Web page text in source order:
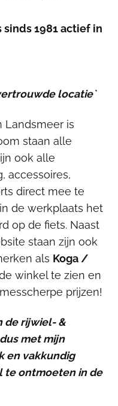
sinds 1981 actief in
locatie`
Landsmeer is
staan alle
ook alle
accessoires,
direct mee te
de werkplaats het
op de fiets. Naast
staan zijn ook
als Koga /
winkel te zien en
prijzen!
de rijwiel- &
met mijn
en vakkundig
te ontmoeten in de